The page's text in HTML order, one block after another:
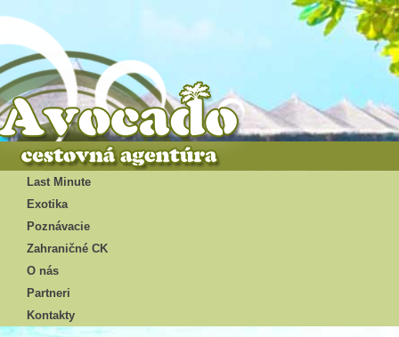
Last Minute
Exotika
Poznávacie
Zahraničné CK
O nás
Partneri
Kontakty